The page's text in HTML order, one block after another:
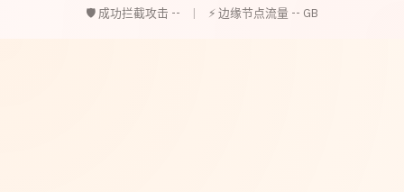
🛡️ 成功拦截攻击 -- | ⚡ 边缘节点流量 -- GB